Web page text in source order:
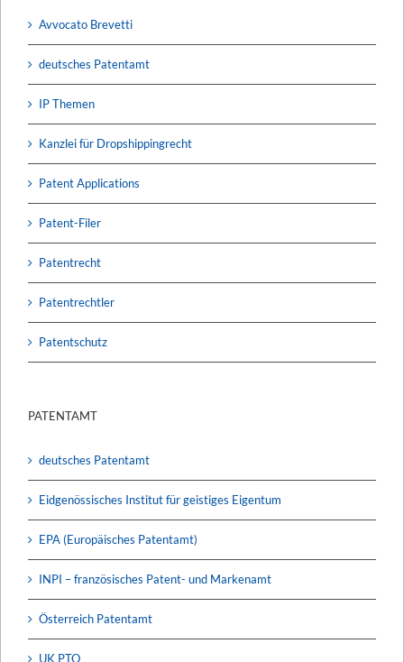
Avvocato Brevetti
deutsches Patentamt
IP Themen
Kanzlei für Dropshippingrecht
Patent Applications
Patent-Filer
Patentrecht
Patentrechtler
Patentschutz
PATENTAMT
deutsches Patentamt
Eidgenössisches Institut für geistiges Eigentum
EPA (Europäisches Patentamt)
INPI – französisches Patent- und Markenamt
Österreich Patentamt
UK PTO